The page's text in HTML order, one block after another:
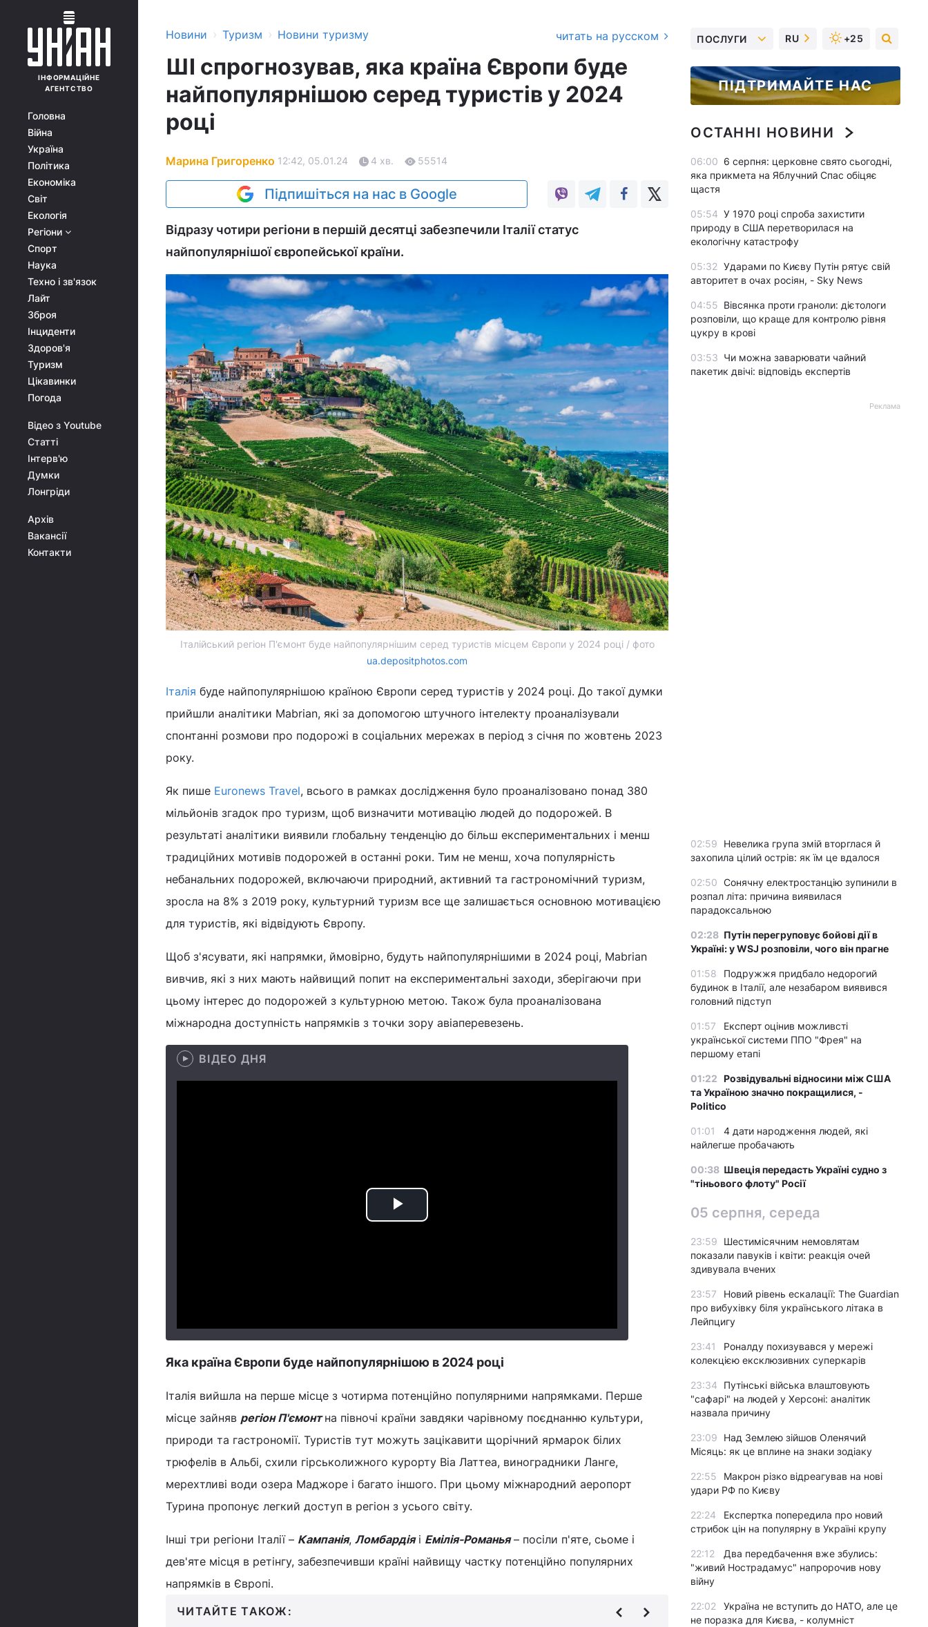
ІНФОРМАЦІЙНЕ
АГЕНТСТВО
Головна
Війна
Україна
Політика
Економіка
Світ
Екологія
Регіони
Спорт
Наука
Техно і зв'язок
Лайт
Зброя
Інциденти
Здоров'я
Туризм
Цікавинки
Погода
Відео з Youtube
Статті
Інтерв'ю
Думки
Лонгріди
Архів
Вакансії
Контакти
Новини › Туризм › Новини туризму читать на русском
ШІ спрогнозував, яка країна Європи буде
найпопулярнішою серед туристів у 2024
році
Марина Григоренко 12:42, 05.01.24 4 хв. 55514
Підпишіться на нас в Google
Відразу чотири регіони в першій десятці забезпечили Італії статус
найпопулярнішої європейської країни.
Італійський регіон П'ємонт буде найпопулярнішим серед туристів місцем Європи у 2024 році / фото
ua.depositphotos.com
Італія буде найпопулярнішою країною Європи серед туристів у 2024 році. До такої думки
прийшли аналітики Mabrian, які за допомогою штучного інтелекту проаналізували
спонтанні розмови про подорожі в соціальних мережах в період з січня по жовтень 2023
року.
Як пише Euronews Travel, всього в рамках дослідження було проаналізовано понад 380
мільйонів згадок про туризм, щоб визначити мотивацію людей до подорожей. В
результаті аналітики виявили глобальну тенденцію до більш експериментальних і менш
традиційних мотивів подорожей в останні роки. Тим не менш, хоча популярність
небанальних подорожей, включаючи природний, активний та гастрономічний туризм,
зросла на 8% з 2019 року, культурний туризм все ще залишається основною мотивацією
для туристів, які відвідують Європу.
Щоб з'ясувати, які напрямки, ймовірно, будуть найпопулярнішими в 2024 році, Mabrian
вивчив, які з них мають найвищий попит на експериментальні заходи, зберігаючи при
цьому інтерес до подорожей з культурною метою. Також була проаналізована
міжнародна доступність напрямків з точки зору авіаперевезень.
ВІДЕО ДНЯ
Play
Яка країна Європи буде найпопулярнішою в 2024 році
Італія вийшла на перше місце з чотирма потенційно популярними напрямками. Перше
місце зайняв регіон П'ємонтна півночі країни завдяки чарівному поєднанню культури,
природи та гастрономії. Туристів тут можуть зацікавити щорічний ярмарок білих
трюфелів в Альбі, схили гірськолижного курорту Віа Латтеа, виноградники Ланге,
мерехтливі води озера Маджоре і багато іншого. При цьому міжнародний аеропорт
Турина пропонує легкий доступ в регіон з усього світу.
Інші три регіони Італії – Кампанія, Ломбардіяі Емілія-Романья– посіли п'яте, сьоме і
дев'яте місця в ретінгу, забезпечивши країні найвищу частку потенційно популярних
напрямків в Європі.
ЧИТАЙТЕ ТАКОЖ:
ПОСЛУГИ RU +25
ПІДТРИМАЙТЕ НАС
ОСТАННІ НОВИНИ
06:00 6 серпня: церковне свято сьогодні,
яка прикмета на Яблучний Спас обіцяє
щастя
05:54 У 1970 році спроба захистити
природу в США перетворилася на
екологічну катастрофу
05:32 Ударами по Києву Путін рятує свій
авторитет в очах росіян, - Sky News
04:55 Вівсянка проти граноли: дієтологи
розповіли, що краще для контролю рівня
цукру в крові
03:53 Чи можна заварювати чайний
пакетик двічі: відповідь експертів
Реклама
02:59
Невелика група змій вторглася й
захопила цілий острів: як їм це вдалося
02:50 Сонячну електростанцію зупинили в
розпал літа: причина виявилася
парадоксальною
02:28 Путін перегруповує бойові дії в
Україні: у WSJ розповіли, чого він прагне
01:58
Подружжя придбало недорогий
будинок в Італії, але незабаром виявився
головний підступ
01:57
Експерт оцінив можливсті
української системи ППО "Фрея" на
першому етапі
01:22 Розвідувальні відносини між США
та Україною значно покращилися, -
Politico
01:01
4 дати народження людей, які
найлегше пробачають
00:38 Швеція передасть Україні судно з
"тіньового флоту" Росії
05 серпня, середа
23:59
Шестимісячним немовлятам
показали павуків і квіти: реакція очей
здивувала вчених
23:57
Новий рівень ескалації: The Guardian
про вибухівку біля українського літака в
Лейпцигу
23:41
Роналду похизувався у мережі
колекцією ексклюзивних суперкарів
23:34
Путінські війська влаштовують
"сафарі" на людей у Херсоні: аналітик
назвала причину
23:09
Над Землею зійшов Оленячий
Місяць: як це вплине на знаки зодіаку
22:55
Макрон різко відреагував на нові
удари РФ по Києву
22:24
Експертка попередила про новий
стрибок цін на популярну в Україні крупу
22:12
Два передбачення вже збулись:
"живий Нострадамус" напророчив нову
війну
22:02
Україна не вступить до НАТО, але це
не поразка для Києва, - колумніст